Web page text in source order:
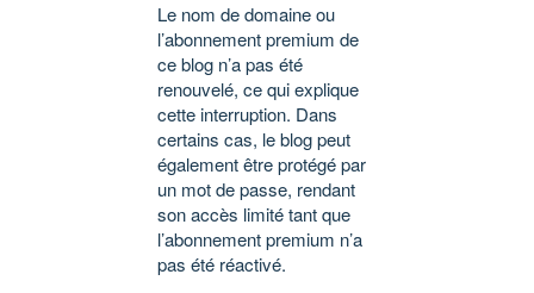
Le nom de domaine ou
l’abonnement premium de
ce blog n’a pas été
renouvelé, ce qui explique
cette interruption. Dans
certains cas, le blog peut
également être protégé par
un mot de passe, rendant
son accès limité tant que
l’abonnement premium n’a
pas été réactivé.